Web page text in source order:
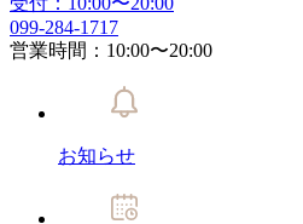
099-284-1717
営業時間： 10:00〜20:00
お知らせ